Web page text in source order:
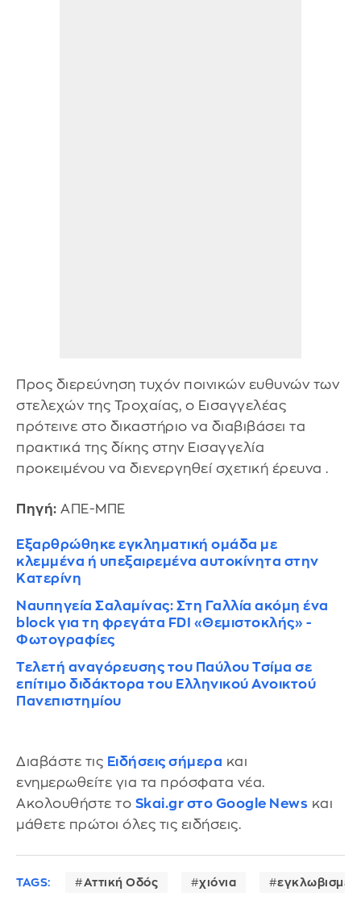
Προς διερεύνηση τυχόν ποινικών ευθυνών των
στελεχών της Τροχαίας, ο Εισαγγελέας
πρότεινε στο δικαστήριο να διαβιβάσει τα
πρακτικά της δίκης στην Εισαγγελία
προκειμένου να διενεργηθεί σχετική έρευνα .
Πηγή: ΑΠΕ-ΜΠΕ
Εξαρθρώθηκε εγκληματική ομάδα με
κλεμμένα ή υπεξαιρεμένα αυτοκίνητα στην
Κατερίνη
Ναυπηγεία Σαλαμίνας: Στη Γαλλία ακόμη ένα
block για τη φρεγάτα FDI «Θεμιστοκλής» -
Φωτογραφίες
Τελετή αναγόρευσης του Παύλου Τσίμα σε
επίτιμο διδάκτορα του Ελληνικού Ανοικτού
Πανεπιστημίου
Διαβάστε τις Ειδήσεις σήμερα και
ενημερωθείτε για τα πρόσφατα νέα.
Ακολουθήστε το Skai.gr στο Google News και
μάθετε πρώτοι όλες τις ειδήσεις.
TAGS: Αττική Οδός χιόνια